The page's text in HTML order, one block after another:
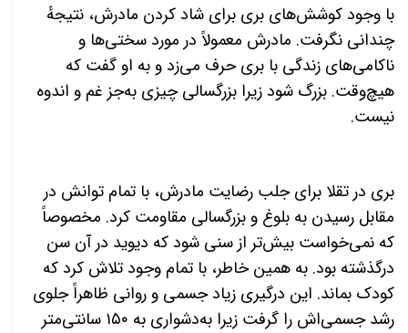
با وجود کوشش‌های بری برای شاد کردن مادرش، نتیجهٔ
چندانی نگرفت. مادرش معمولاً در مورد سختی‌ها و
ناکامی‌های زندگی با بری حرف می‌زد و به او گفت که
هیچ‌وقت. بزرگ شود زیرا بزرگسالی چیزی به‌جز غم و اندوه
نیست.
بری در تقلا برای جلب رضایت مادرش، با تمام توانش در
مقابل رسیدن به بلوغ و بزرگسالی مقاومت کرد. مخصوصاً
که نمی‌خواست بیش‌تر از سنی شود که دیوید در آن سن
درگذشته بود. به همین خاطر، با تمام وجود تلاش کرد که
کودک بماند. این درگیری زیاد جسمی و روانی ظاهراً جلوی
رشد جسمی‌اش را گرفت زیرا به‌دشواری به ۱۵۰ سانتی‌متر